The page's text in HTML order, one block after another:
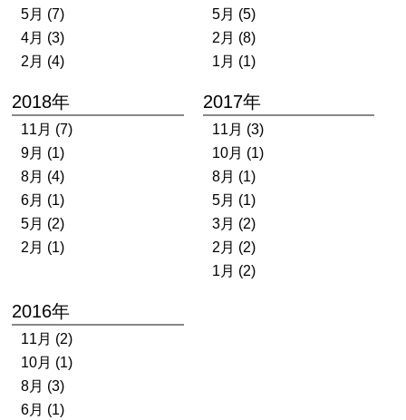
5月 (7)
4月 (3)
2月 (4)
5月 (5)
2月 (8)
1月 (1)
2018年
11月 (7)
9月 (1)
8月 (4)
6月 (1)
5月 (2)
2月 (1)
2017年
11月 (3)
10月 (1)
8月 (1)
5月 (1)
3月 (2)
2月 (2)
1月 (2)
2016年
11月 (2)
10月 (1)
8月 (3)
6月 (1)